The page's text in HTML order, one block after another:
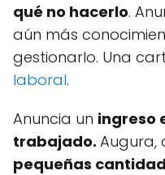
qué no hacerlo.
aún más
gestionarlo. Una
laboral.
Anuncia un ingreso
trabajado. Augura,
pequeñas